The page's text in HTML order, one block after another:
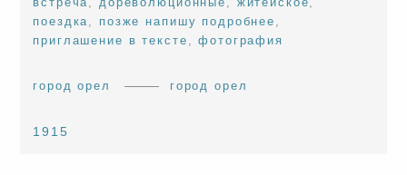
поездка, позже напишу подробнее ,
приглашение в тексте ,фотография
город орел город орел
1915